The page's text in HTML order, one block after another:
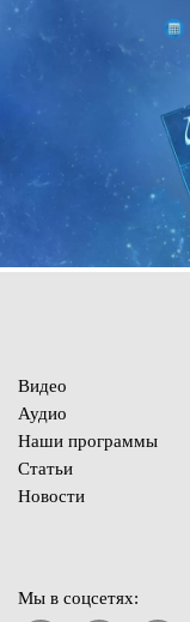
Видео
Аудио
Наши программы
Статьи
Новости
Мы в соцсетях: